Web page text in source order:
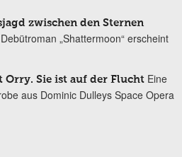
zwischen den Sternen
„Shattermoon“ erscheint
Orry. Sie ist auf der Flucht Eine
aus Dominic Dulleys Space Opera